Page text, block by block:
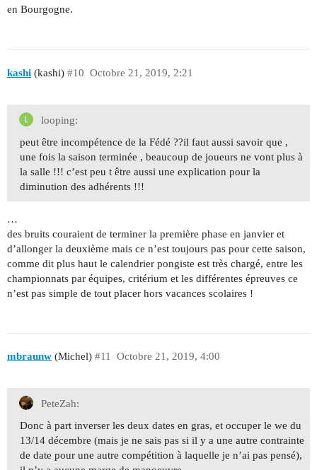
en Bourgogne.
kashi (kashi) Octobre 21, 2019, 2:21
#10
looping:
peut être incompétence de la Fédé ??il faut aussi savoir que ,
une fois la saison terminée , beaucoup de joueurs ne vont plus à
la salle !!! c’est peu t être aussi une explication pour la
diminution des adhérents !!!
…
des bruits couraient de terminer la première phase en janvier et
d’allonger la deuxième mais ce n’est toujours pas pour cette saison,
comme dit plus haut le calendrier pongiste est très chargé, entre les
championnats par équipes, critérium et les différentes épreuves ce
n’est pas simple de tout placer hors vacances scolaires !
mbraunw (Michel) Octobre 21, 2019, 4:00
#11
PeteZah:
Donc à part inverser les deux dates en gras, et occuper le we du
13/14 décembre (mais je ne sais pas si il y a une autre contrainte
de date pour une autre compétition à laquelle je n’ai pas pensé),